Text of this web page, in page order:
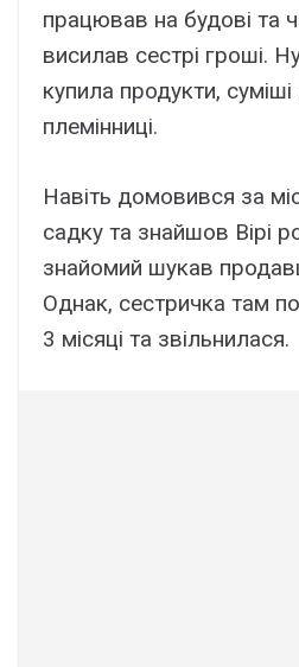
працював на будові та
висилав сестрі гроші.
купила продукти, суміші
племінниці.
Навіть домовився за
садку та знайшов Вірі
знайомий шукав
Однак, сестричка там
3 місяці та звільнилася.